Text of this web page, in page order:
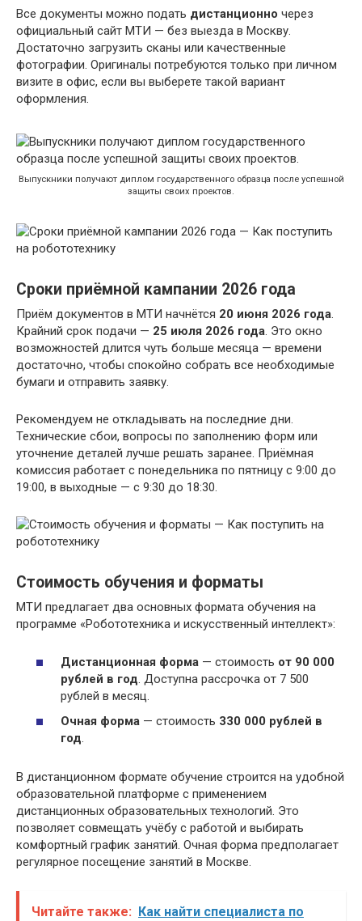
Все документы можно подать дистанционно через
официальный сайт МТИ — без выезда в Москву.
Достаточно загрузить сканы или качественные
фотографии. Оригиналы потребуются только при личном
визите в офис, если вы выберете такой вариант
оформления.
Выпускники получают диплом государственного образца после успешной
защиты своих проектов.
Сроки приёмной кампании 2026 года
Приём документов в МТИ начнётся 20 июня 2026 года.
Крайний срок подачи — 25 июля 2026 года. Это окно
возможностей длится чуть больше месяца — времени
достаточно, чтобы спокойно собрать все необходимые
бумаги и отправить заявку.
Рекомендуем не откладывать на последние дни.
Технические сбои, вопросы по заполнению форм или
уточнение деталей лучше решать заранее. Приёмная
комиссия работает с понедельника по пятницу с 9:00 до
19:00, в выходные — с 9:30 до 18:30.
Стоимость обучения и форматы
МТИ предлагает два основных формата обучения на
программе «Робототехника и искусственный интеллект»:
Дистанционная форма — стоимость от 90 000
рублей в год. Доступна рассрочка от 7 500
рублей в месяц.
Очная форма — стоимость 330 000 рублей в
год.
В дистанционном формате обучение строится на удобной
образовательной платформе с применением
дистанционных образовательных технологий. Это
позволяет совмещать учёбу с работой и выбирать
комфортный график занятий. Очная форма предполагает
регулярное посещение занятий в Москве.
Читайте также: Как найти специалиста по